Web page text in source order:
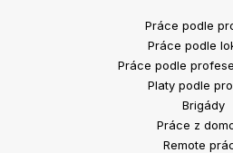
Práce podle
Práce podle
Práce podle
Platy podle
Brigády
Práce z
Remote